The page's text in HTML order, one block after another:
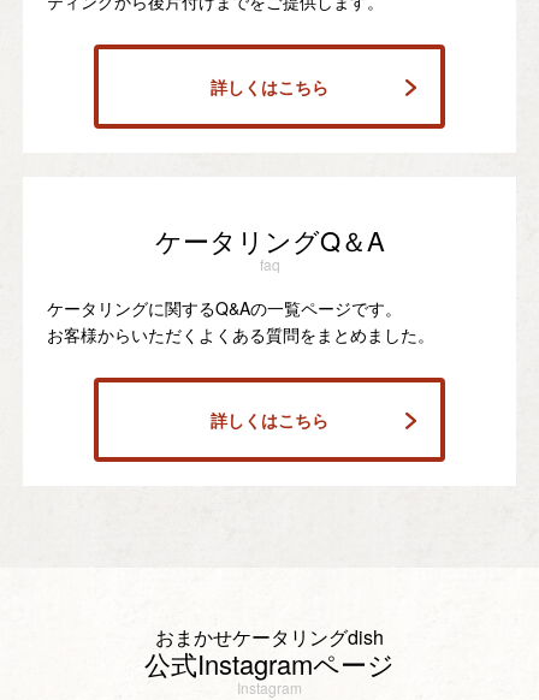
詳しくはこちら
ケータリングQ＆A
faq
ケータリングに関するQ&Aの一覧ページです。
お客様からいただくよくある質問をまとめました。
詳しくはこちら
おまかせケータリングdish
公式Instagramページ
Instagram